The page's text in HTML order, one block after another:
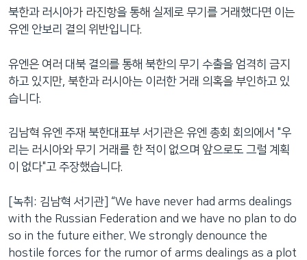
북한과 러시아가 라진항을 통해 실제로 무기를 거래했다면 이는
유엔 안보리 결의 위반입니다.
유엔은 여러 대북 결의를 통해 북한의 무기 수출을 엄격히 금지
하고 있지만, 북한과 러시아는 이러한 거래 의혹을 부인하고 있
습니다.
김남혁 유엔 주재 북한대표부 서기관은 유엔 총회 회의에서 "우
리는 러시아와 무기 거래를 한 적이 없으며 앞으로도 그럴 계획
이 없다"고 주장했습니다.
[녹취: 김남혁 서기관] “We have never had arms dealings
with the Russian Federation and we have no plan to do
so in the future either. We strongly denounce the
hostile forces for the rumor of arms dealings as a plot